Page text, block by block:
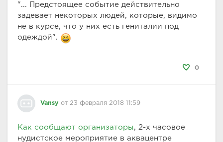
0
"... Предстоящее событие действительно
задевает некоторых людей, которые, видимо
не в курсе, что у них есть гениталии под
одеждой".
Vansy от 23 февраля 2018 11:59
Как сообщают организаторы , 2-х часовое
нудистское мероприятие в аквацентре